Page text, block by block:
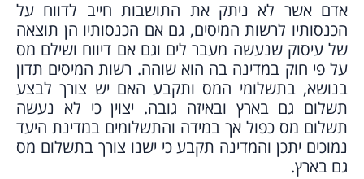
אדם אשר לא ניתק את התושבות חייב לדווח על
הכנסותיו לרשות המיסים, גם אם הכנסותיו הן תוצאה
של עיסוק שנעשה מעבר לים וגם אם דיווח ושילם מס
על פי חוק במדינה בה הוא שוהה. רשות המיסים תדון
בנושא, בתשלומי המס ותקבע האם יש צורך לבצע
תשלום גם בארץ ובאיזה גובה. יצוין כי לא נעשה
תשלום מס כפול אך במידה והתשלומים במדינת היעד
נמוכים יתכן והמדינה תקבע כי ישנו צורך בתשלום מס
גם בארץ.